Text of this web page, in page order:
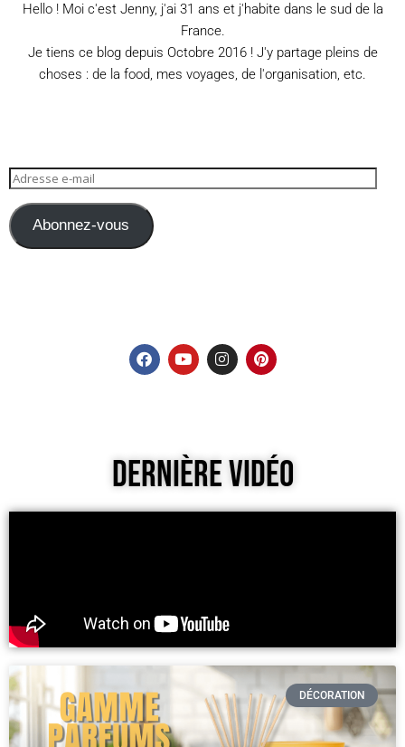
Hello ! Moi c'est Jenny, j'ai 31 ans et j'habite dans le sud de la
France.
Je tiens ce blog depuis Octobre 2016 ! J'y partage pleins de
choses : de la food, mes voyages, de l'organisation, etc.
Abonnez-vous
Dernière Vidéo
DÉCORATION